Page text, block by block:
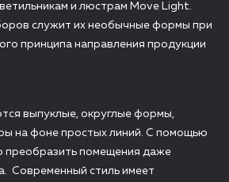
и люстрам Move Light.
служит их необычные формы при
принципа направления продукции
выпуклые, округлые формы,
на фоне простых линий. С помощью
преобразить помещения даже
Современный стиль имеет